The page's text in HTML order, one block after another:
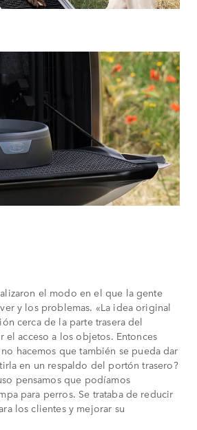
el modo en el que la gente
y los problemas. «La idea original
cerca de la parte trasera del
el acceso a los objetos. Entonces
hacemos que también se pueda dar
en un respaldo del portón trasero?
pensamos que podíamos
para perros. Se trataba de reducir
los clientes y mejorar su